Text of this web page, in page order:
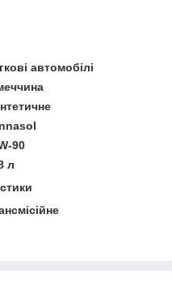
автомобілі
90
л